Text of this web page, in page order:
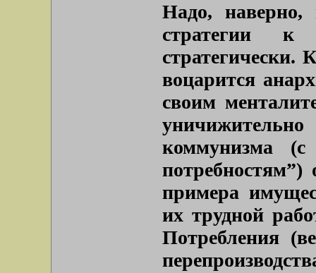
Надо, наверно,
стратегии
стратегически.
воцарится
своим
коммунизма
примера
их трудной
Потребления